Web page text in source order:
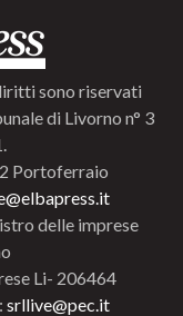
sono riservati
di Livorno n° 3
Portoferraio
delle imprese
Li- 206464
srllive@pec.it